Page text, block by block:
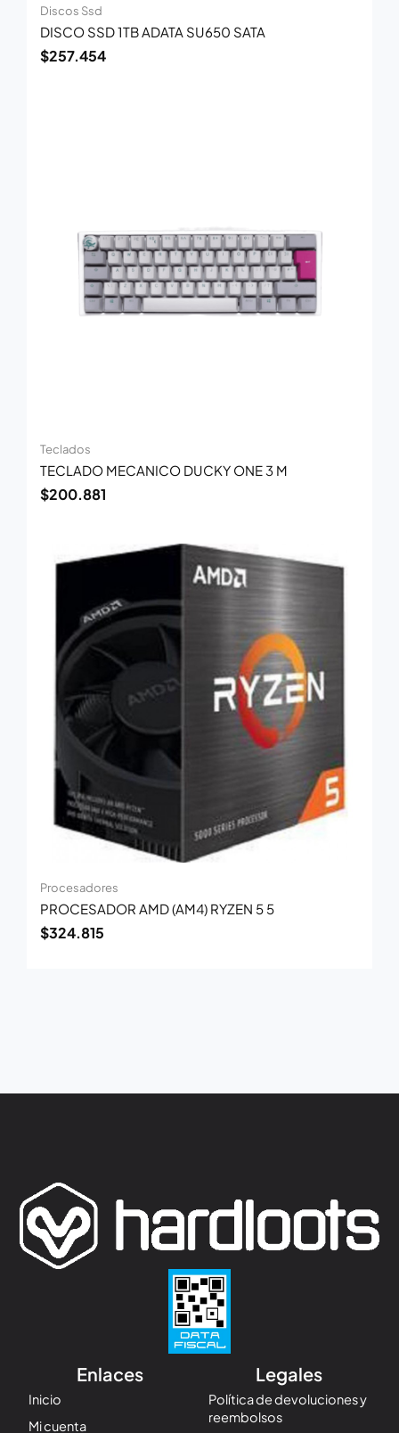
Discos Ssd
DISCO SSD 1TB ADATA SU650 SATA
$257.454
Teclados
TECLADO MECANICO DUCKY ONE 3 M
$200.881
Procesadores
PROCESADOR AMD (AM4) RYZEN 5 5
$324.815
Enlaces
Inicio
Mi cuenta
Legales
Política de devoluciones y
reembolsos